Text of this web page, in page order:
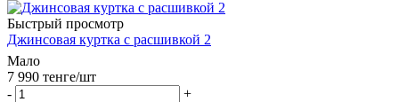
Быстрый просмотр
Джинсовая куртка с расшивкой 2
Мало
7 990 тенге/шт
-
+